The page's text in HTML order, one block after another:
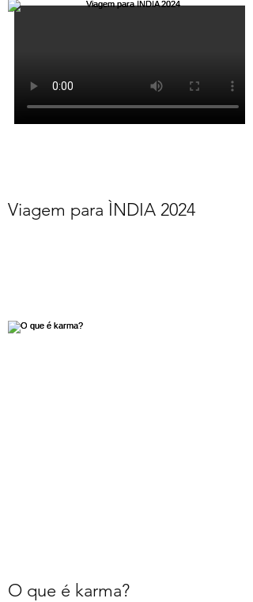
Viagem para ÌNDIA 2024
O que é karma?